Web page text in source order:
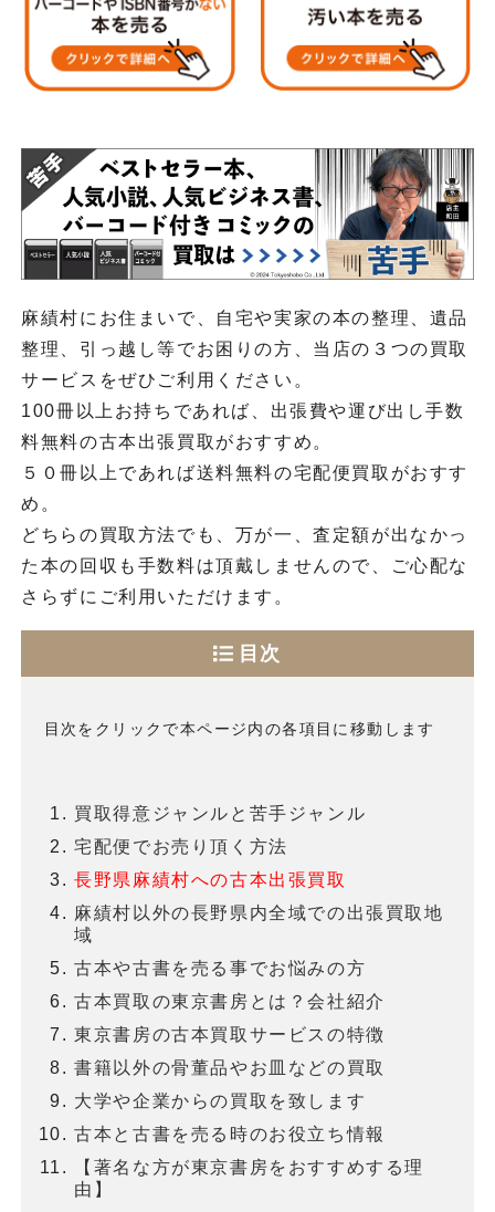
麻績村にお住まいで、自宅や実家の本の整理、遺品
整理、引っ越し等でお困りの方、当店の３つの買取
サービスをぜひご利用ください。
100冊以上お持ちであれば、出張費や運び出し手数
料無料の古本出張買取がおすすめ。
５０冊以上であれば送料無料の宅配便買取がおすす
め。
どちらの買取方法でも、万が一、査定額が出なかっ
た本の回収も手数料は頂戴しませんので、ご心配な
さらずにご利用いただけます。
目次
目次をクリックで本ページ内の各項目に移動します
買取得意ジャンルと苦手ジャンル
宅配便でお売り頂く方法
長野県麻績村への古本出張買取
麻績村以外の長野県内全域での出張買取地
域
古本や古書を売る事でお悩みの方
古本買取の東京書房とは？会社紹介
東京書房の古本買取サービスの特徴
書籍以外の骨董品やお皿などの買取
大学や企業からの買取を致します
古本と古書を売る時のお役立ち情報
【著名な方が東京書房をおすすめする理
由】